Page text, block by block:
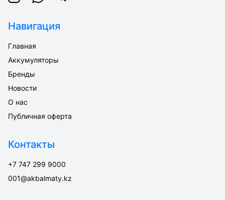
Навигация
Главная
Аккумуляторы
Бренды
Новости
О нас
Публичная оферта
Контакты
+7 747 299 9000
001@akbalmaty.kz